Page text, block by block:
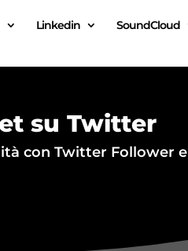
Linkedin SoundCloud
su Twitter
con Twitter Follower e